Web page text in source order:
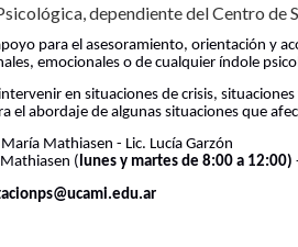
dependiente del Centro de
para el asesoramiento, orientación y
emocionales o de cualquier índole
en situaciones de crisis,
el abordaje de algunas situaciones que
María Mathiasen - Lic. Lucía Garzón
Mathiasen (lunes y martes de 8:00 a 12:00)